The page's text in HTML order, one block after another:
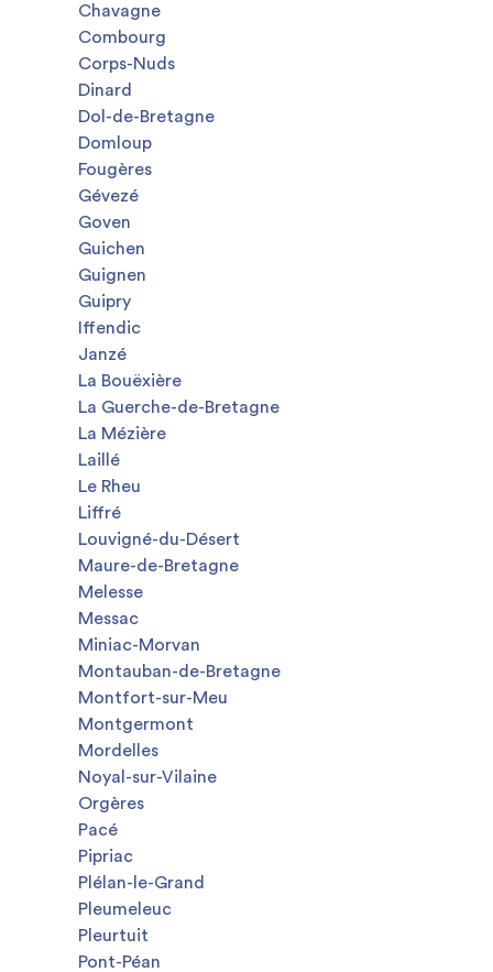
Chavagne
Combourg
Corps-Nuds
Dinard
Dol-de-Bretagne
Domloup
Fougères
Gévezé
Goven
Guichen
Guignen
Guipry
Iffendic
Janzé
La Bouëxière
La Guerche-de-Bretagne
La Mézière
Laillé
Le Rheu
Liffré
Louvigné-du-Désert
Maure-de-Bretagne
Melesse
Messac
Miniac-Morvan
Montauban-de-Bretagne
Montfort-sur-Meu
Montgermont
Mordelles
Noyal-sur-Vilaine
Orgères
Pacé
Pipriac
Plélan-le-Grand
Pleumeleuc
Pleurtuit
Pont-Péan